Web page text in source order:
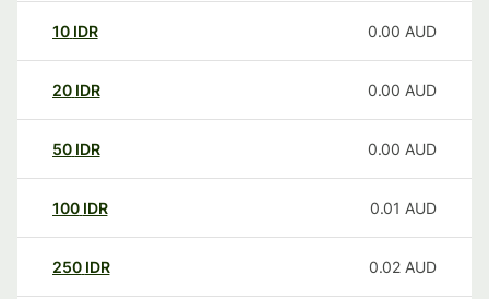
10 IDR 0.00 AUD
20 IDR 0.00 AUD
50 IDR 0.00 AUD
100 IDR 0.01 AUD
250 IDR 0.02 AUD